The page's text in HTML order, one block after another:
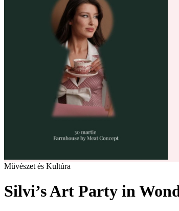
Művészet és Kultúra
Silvi’s Art Party in